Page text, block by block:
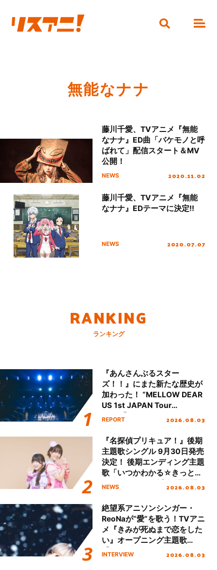
無能なナナ
藤川千愛、TVアニメ『無能
なナナ』ED曲「バケモノと呼
ばれて」配信スタート＆MV
公開！
NEWS 2020.11.02
藤川千愛、TVアニメ『無能
なナナ』EDテーマに決定!!
NEWS 2020.07.07
RANKING
ランキング
『あんさんぶるスター
ズ！！』にまた新たな歴史が
加わった！ “MELLOW DEAR
US 1st JAPAN Tour
Final「NICE to meet YOU
ート!!
REPORT 2026.08.03
『名探偵プリキュア！』後期
主題歌シングル 9月30日発売
決定！ 後期エンディング主題
歌「いつかわかる☆きっとあ
える」TVサイズ先行配信開
NEWS 2026.08.03
絶望系アニソンシンガー・
ReoNaが“愛”を歌う！TVアニ
メ『きみが死ぬまで恋をした
い』オープニング主題歌
「Amore」インタビュー
INTERVIEW 2026.08.03